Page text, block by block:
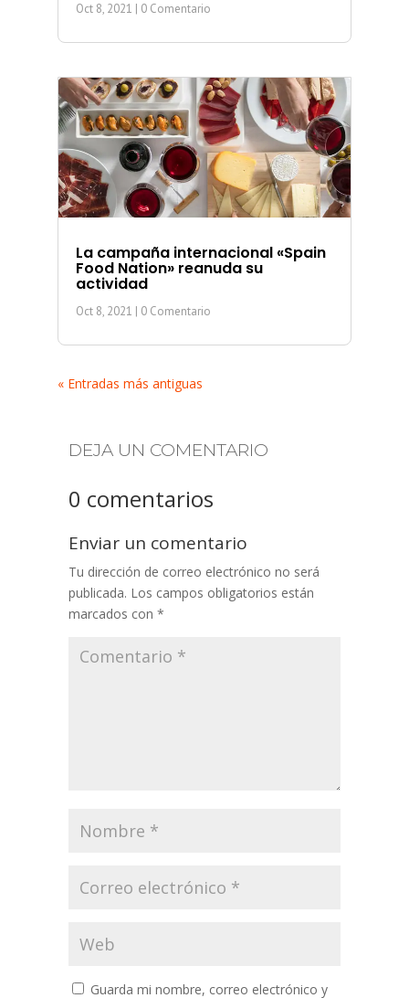
Oct 8, 2021 | 0 Comentario
La campaña internacional «Spain
Food Nation» reanuda su
actividad
Oct 8, 2021 | 0 Comentario
« Entradas más antiguas
DEJA UN COMENTARIO
0 comentarios
Enviar un comentario
Tu dirección de correo electrónico no será
publicada. Los campos obligatorios están
marcados con *
Guarda mi nombre, correo electrónico y